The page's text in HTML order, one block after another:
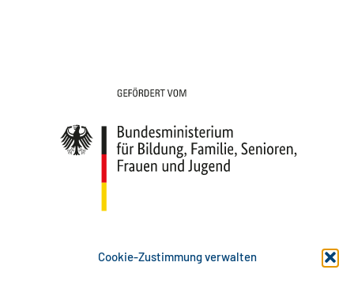
Cookie-Zustimmung verwalten